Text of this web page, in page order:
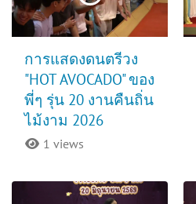
การแสดงดนตรีวง
"HOT AVOCADO" ของ
พี่ๆ รุ่น 20 งานคืนถิ่น
ไม้งาม 2026
1 views